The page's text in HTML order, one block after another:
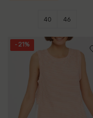
40 46
- 21%